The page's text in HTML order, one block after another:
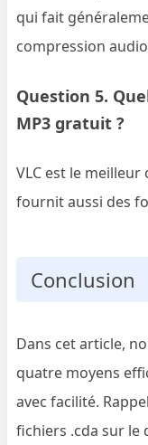
qui fait
compression
Question 5.
MP3 gratuit ?
VLC est le
fournit aussi des
Conclusion
Dans cet article,
quatre moyens
avec facilité.
fichiers .cda sur le